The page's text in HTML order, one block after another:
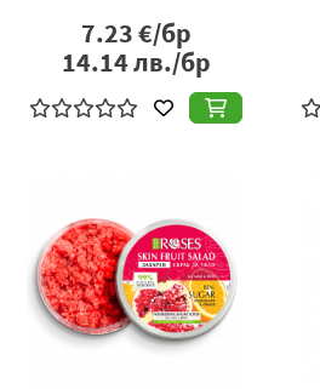
7.23€/бр
14.14лв./бр